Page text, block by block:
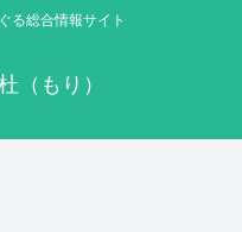
る総合情報サイト
（もり）